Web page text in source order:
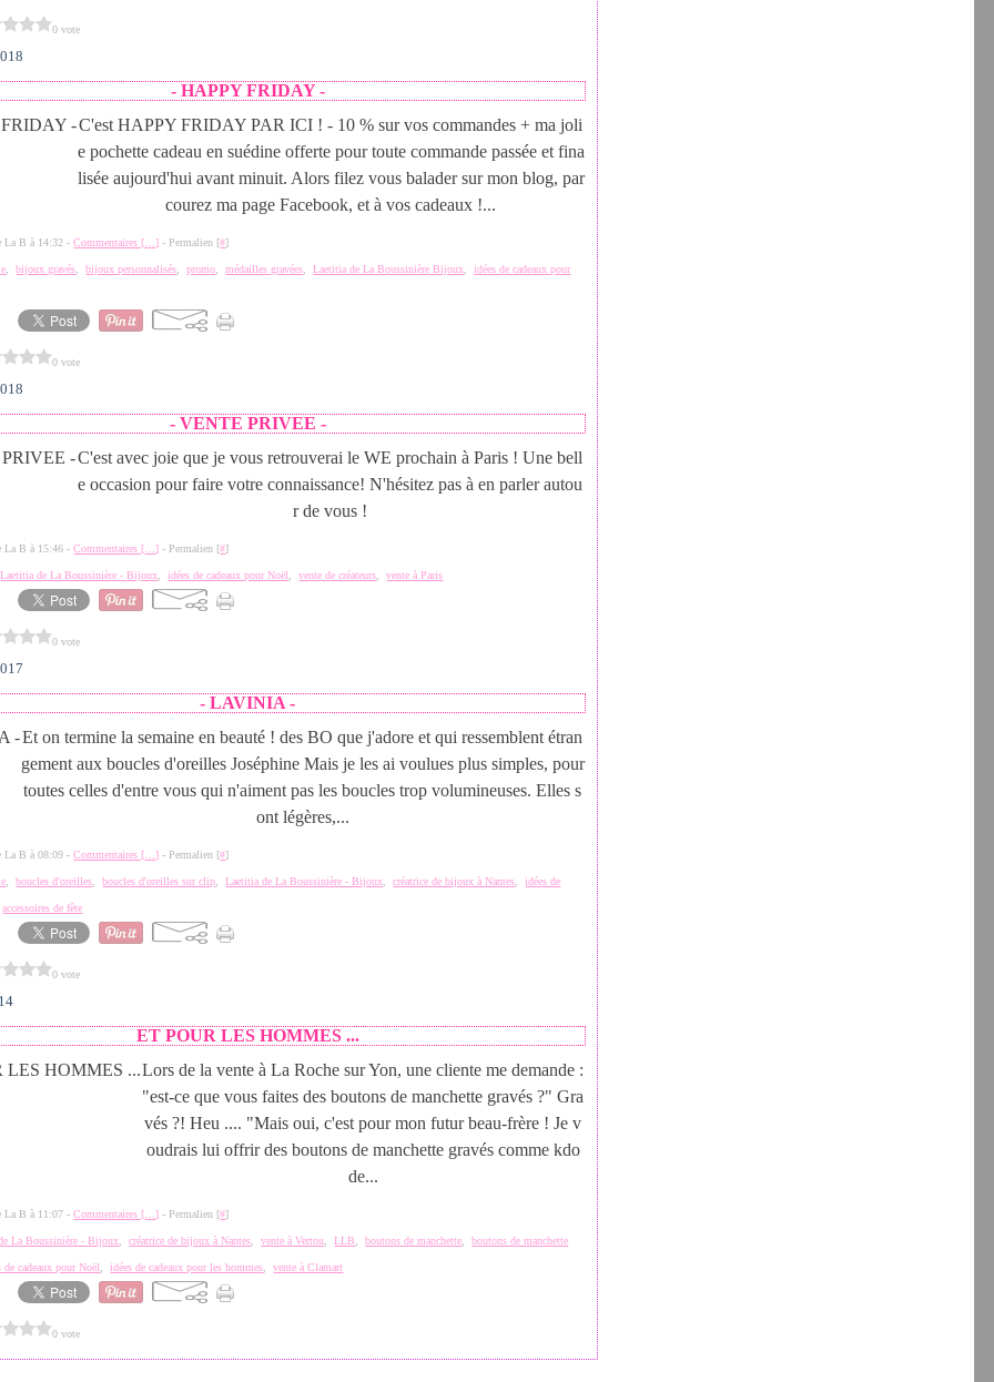
0 vote
- HAPPY FRIDAY -
C'est HAPPY FRIDAY PAR ICI ! - 10 % sur vos commandes + ma joli
e pochette cadeau en suédine offerte pour toute commande passée et fina
lisée aujourd'hui avant minuit. Alors filez vous balader sur mon blog, par
courez ma page Facebook, et à vos cadeaux !...
La B à 14:32 -Commentaires [ …] - Permalien [#]
,bijoux gravés ,bijoux personnalisés ,promo ,médailles gravées ,Laetitia de La Boussinière Bijoux ,idées de cadeaux pour
0 vote
- VENTE PRIVEE -
C'est avec joie que je vous retrouverai le WE prochain à Paris ! Une bell
e occasion pour faire votre connaissance! N'hésitez pas à en parler autou
r de vous !
La B à 15:46 -Commentaires [ …] - Permalien [#]
Laetitia de La Boussinière - Bijoux ,idées de cadeaux pour Noël ,vente de créateurs ,vente à Paris
0 vote
- LAVINIA -
Et on termine la semaine en beauté ! des BO que j'adore et qui ressemblent étran
gement aux boucles d'oreilles Joséphine Mais je les ai voulues plus simples, pour
toutes celles d'entre vous qui n'aiment pas les boucles trop volumineuses. Elles s
ont légères,...
La B à 08:09 -Commentaires [ …] - Permalien [#]
,boucles d'oreilles ,boucles d'oreilles sur clip ,Laetitia de La Boussinière - Bijoux ,créatrice de bijoux à Nantes ,idées de
accessoires de fête
0 vote
ET POUR LES HOMMES ...
Lors de la vente à La Roche sur Yon, une cliente me demande :
"est-ce que vous faites des boutons de manchette gravés ?" Gra
vés ?! Heu .... "Mais oui, c'est pour mon futur beau-frère ! Je v
oudrais lui offrir des boutons de manchette gravés comme kdo
de...
La B à 11:07 -Commentaires [ …] - Permalien [#]
La Boussinière - Bijoux ,créatrice de bijoux à Nantes ,vente à Vertou ,LLB ,boutons de manchette ,boutons de manchette
de cadeaux pour Noël ,idées de cadeaux pour les hommes ,vente à Clamart
0 vote